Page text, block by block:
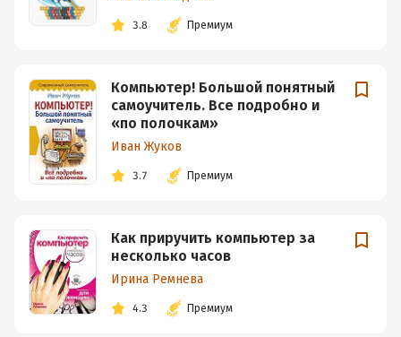
3.8 Премиум
Компьютер! Большой понятный
самоучитель. Все подробно и
«по полочкам»
Иван Жуков
3.7 Премиум
Как приручить компьютер за
несколько часов
Ирина Ремнева
4.3 Премиум